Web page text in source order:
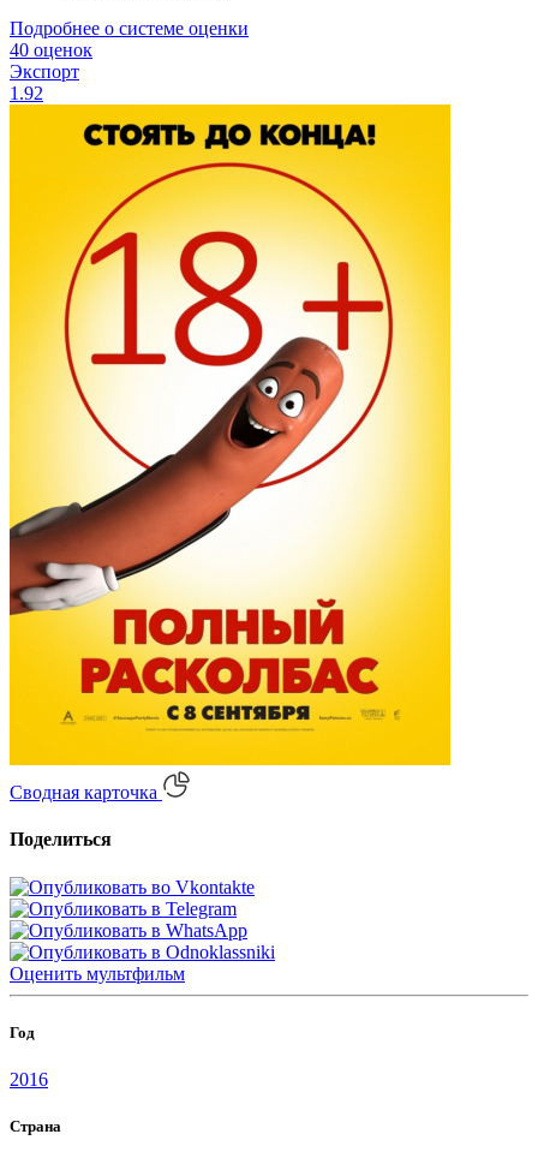
Подробнее о системе оценки
40 оценок
Экспорт
1.92
Сводная карточка
Поделиться
Оценить мультфильм
Год
2016
Страна